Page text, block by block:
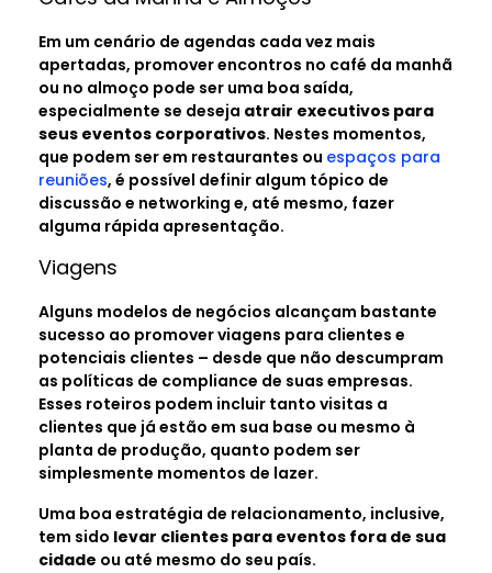
Em um cenário de agendas cada vez mais
apertadas, promover encontros no café da manhã
ou no almoço pode ser uma boa saída,
especialmente se deseja atrair executivos para
seus eventos corporativos. Nestes momentos,
que podem ser em restaurantes ou espaços para
reuniões, é possível definir algum tópico de
discussão e networking e, até mesmo, fazer
alguma rápida apresentação.
Viagens
Alguns modelos de negócios alcançam bastante
sucesso ao promover viagens para clientes e
potenciais clientes – desde que não descumpram
as políticas de compliance de suas empresas.
Esses roteiros podem incluir tanto visitas a
clientes que já estão em sua base ou mesmo à
planta de produção, quanto podem ser
simplesmente momentos de lazer.
Uma boa estratégia de relacionamento, inclusive,
tem sido levar clientes para eventos fora de sua
cidade ou até mesmo do seu país.